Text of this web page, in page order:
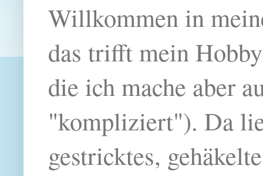
Willkommen in
das trifft mein
die ich mache aber
"kompliziert"). Da
gestricktes,